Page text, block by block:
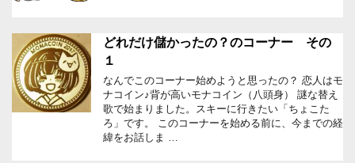
どれだけ儲かったの？のコーナー その
１
なんでこのコーナー始めようと思ったの？ 恋人はモ
ナコイン♪背が高いモナコイン（八頭身） 謎な替え
歌で始まりました。スキーに行きたい「ちょこた
ろ」です。 このコーナーを始める前に、今までの経
緯をお話しま …